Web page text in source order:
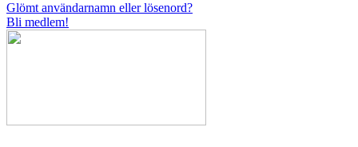
Glömt användarnamn eller lösenord?
Bli medlem!